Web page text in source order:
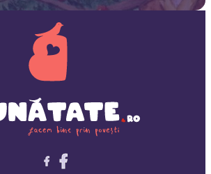
Follow me on X
Follow me on LinkedIn
Follow me on X